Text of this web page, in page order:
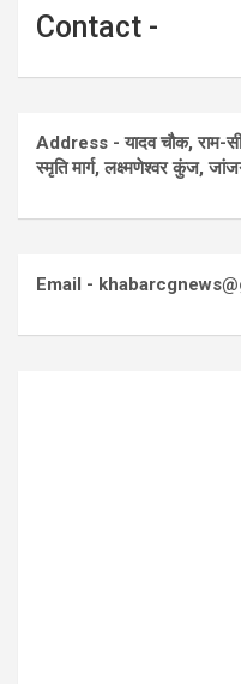
Contact -
Address - यादव चौक, राम-
स्मृति मार्ग, लक्ष्मणेश्वर कुंज,
Email -